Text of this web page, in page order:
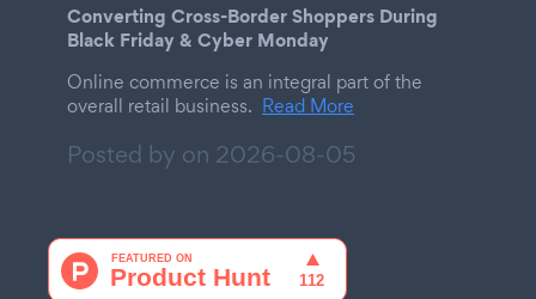
Converting Cross-Border Shoppers During
Black Friday & Cyber Monday
Online commerce is an integral part of the
overall retail business. Read More
Posted by on 2026-08-05